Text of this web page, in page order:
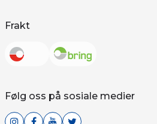
Frakt
Følg oss på sosiale medier